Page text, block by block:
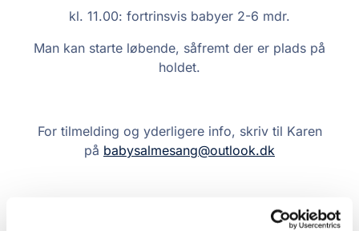
kl. 11.00: fortrinsvis babyer 2-6 mdr.
Man kan starte løbende, såfremt der er plads på
holdet.
For tilmelding og yderligere info, skriv til Karen
på babysalmesang@outlook.dk